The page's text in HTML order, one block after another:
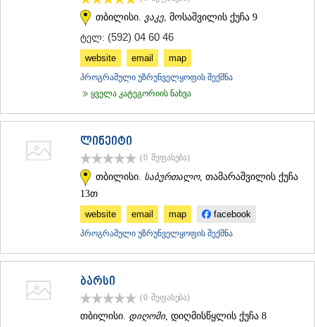
თბილისი. ვაკე , მოსაშვილის ქუჩა 9
ტელ: (592) 04 60 46
website email map
პროგრამული უზრუნველყოფის შექმნა
ყველა კატეგორიის ნახვა
ლინეიტი
(0 შეფასება)
თბილისი. საბურთალო, თამარაშვილის ქუჩა
13თ
website
email map facebook
პროგრამული უზრუნველყოფის შექმნა
ბარსი
(0 შეფასება)
თბილისი. დიღომი, დიღმისწყლის ქუჩა 8